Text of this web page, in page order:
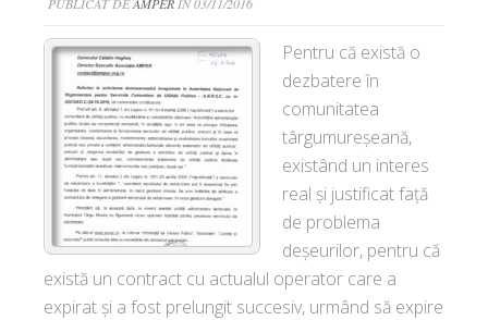
Pentru că există o
dezbatere în
comunitatea
târgumureșeană,
existând un interes
real și justificat față
de problema
deșeurilor, pentru că
există un contract cu actualul operator care a
expirat și a fost prelungit succesiv, urmând să expire